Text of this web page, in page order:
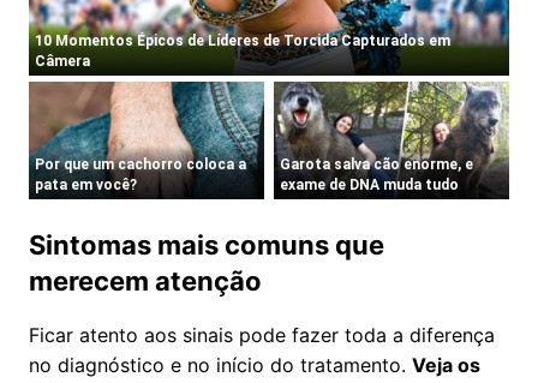
Sintomas mais comuns que
merecem atenção
Ficar atento aos sinais pode fazer toda a diferença
no diagnóstico e no início do tratamento. Veja os